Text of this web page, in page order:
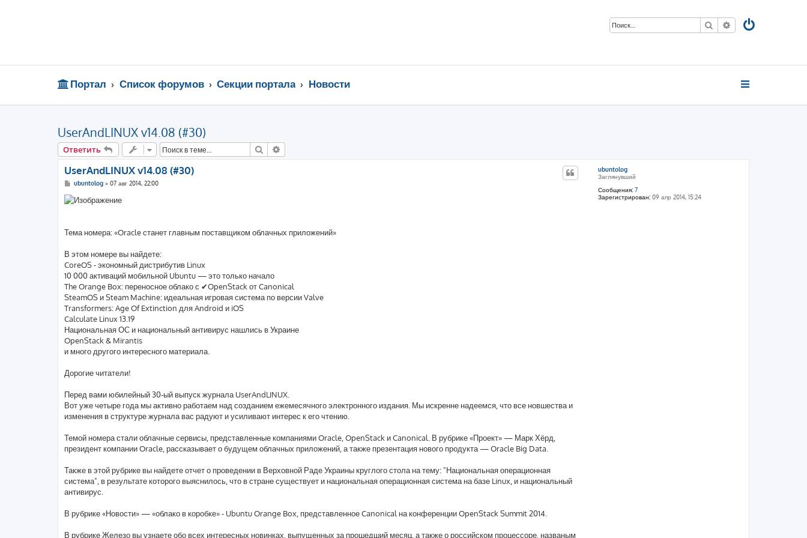
Поиск Расширенный
Портал Список форумов Секции портала Новости
UserAndLINUX v14.08 (#30)
Ответить Поиск
ubuntolog
Заглянувший
Сообщения: 7
Зарегистрирован: 09 апр 2014, 15:24
UserAndLINUX v14.08 (#30)
С
о
б
и
ubuntolog» 07 авг 2014, 22:00
Тема номера: «Oracle станет главным поставщиком облачных приложений»
В этом номере вы найдете:
CoreOS - экономный дистрибутив Linux
10 000 активаций мобильной Ubuntu — это только начало
The Orange Box: переносное облако с ✔OpenStack от Canonical
SteamOS и Steam Machine: идеальная игровая система по версии Valve
Transformers: Age Of Extinction для Android и iOS
Calculate Linux 13.19
Национальная ОС и национальный антивирус нашлись в Украине
OpenStack & Mirantis
и много другого интересного материала.
Дорогие читатели!
Перед вами юбилейный 30-ый выпуск журнала UserAndLINUX.
Вот уже четыре года мы активно работаем над созданием ежемесячного электронного издания. Мы искренне надеемся, что все новшества и
изменения в структуре журнала вас радуют и усиливают интерес к его чтению.
Темой номера стали облачные сервисы, представленные компаниями Oracle, OpenStack и Canonical. В рубрике «Проект» — Марк Хёрд,
президент компании Oracle, рассказывает о будущем облачных приложений, а также презентация нового продукта — Oracle Big Data.
Также в этой рубрике вы найдете отчет о проведении в Верховной Раде Украины круглого стола на тему: "Национальная операционная
система", в результате которого выяснилось, что в стране существует и национальная операционная система на базе Linux, и национальный
антивирус.
В рубрике «Новости» — «облако в коробке» - Ubuntu Orange Box, представленное Canonical на конференции OpenStack Summit 2014.
В рубрике Железо вы узнаете обо всех интересных новинках, выпущенных за прошедший месяц, а также о российском процессоре, названым